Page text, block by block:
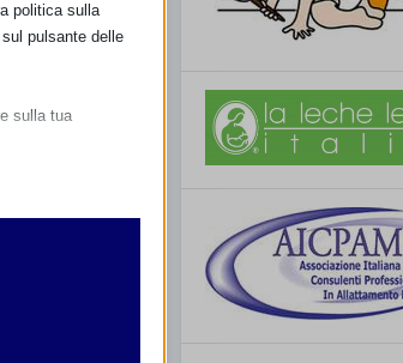
politica sulla
pulsante delle
sulla tua